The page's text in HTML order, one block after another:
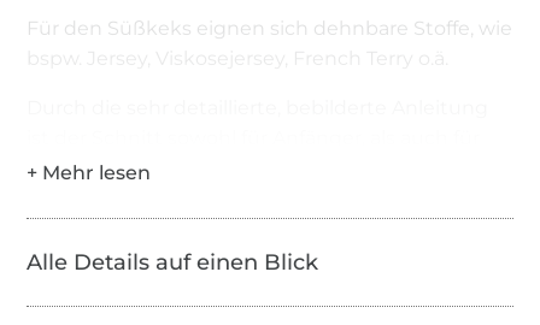
Für den Süßkeks eignen sich dehnbare Stoffe, wie
bspw. Jersey, Viskosejersey, French Terry o.ä.
fortgeschrittene Näher/innen geeignet.
eBook einhaltet eine A4 Datei (mit
Ebenenfunktion für den Zuschnitt mit dem
Beamer. Eine Nahtzugabe von 0,7cm ist bereits
Alle Details auf einen Blick